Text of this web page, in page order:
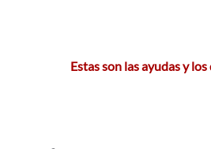
Estas son las ayudas y